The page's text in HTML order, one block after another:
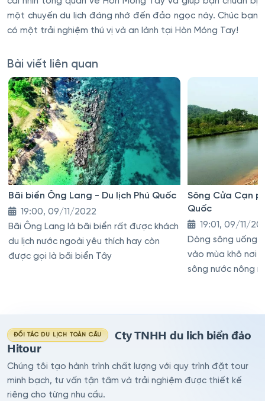
một chuyến du lịch đáng nhớ đến đảo ngọc này. Chúc bạn
có một trải nghiệm thú vị và an lành tại Hòn Móng Tay!
Bài viết liên quan
Bãi biển Ông Lang - Du lịch Phú Quốc
19:00, 09/11/2022
Bãi Ông Lang là bãi biển rất được khách
du lịch nước ngoài yêu thích hay còn
được gọi là bãi biển Tây
Sông Cửa Cạn
Quốc
19:01, 09/11/
Dòng sông uống
vào mùa khô nơi
sông nước nông
ĐỐI TÁC DU LỊCH TOÀN CẦU
Cty TNHH du lich biển đảo
Hitour
Chúng tôi tạo hành trình chất lượng với quy trình đặt tour
minh bạch, tư vấn tận tâm và trải nghiệm được thiết kế
riêng cho từng nhu cầu.